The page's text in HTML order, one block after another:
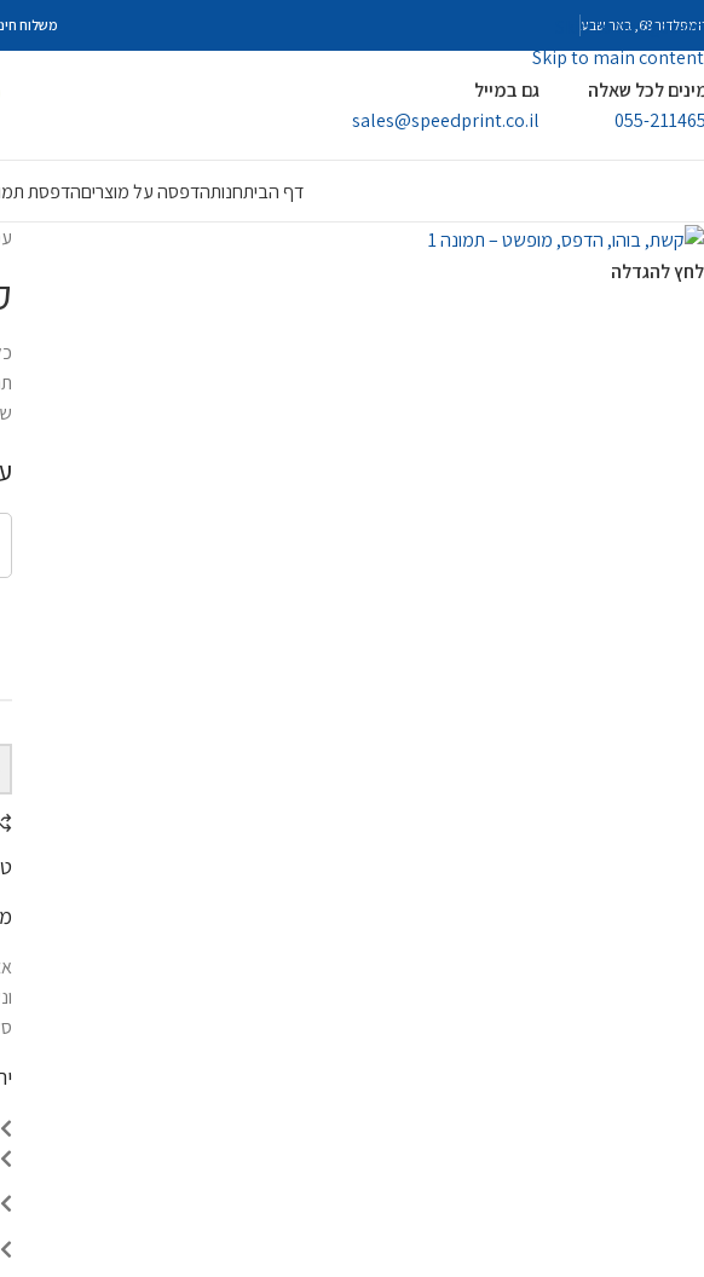
Skip to navigation
Skip to main content
68, באר שבע משלוח
לכל שאלה
055-
גם במייל
sales@speedprint.co.il
דף הביתחנותהדפסה על מוצריםהדפסת
לחץ להגדלה